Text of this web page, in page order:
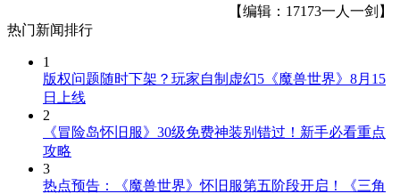
【编辑：17173一人一剑】
热门新闻排行
1
版权问题随时下架？玩家自制虚幻5《魔兽世界》8月15
日上线
2
《冒险岛怀旧服》30级免费神装别错过！新手必看重点
攻略
3
热点预告：《魔兽世界》怀旧服第五阶段开启！《三角